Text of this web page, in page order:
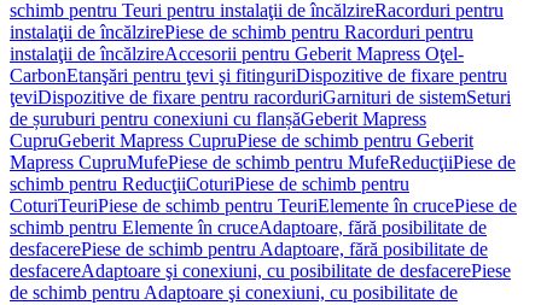
schimb pentru Teuri pentru instalaţii de încălzireRacorduri pentru
instalaţii de încălzirePiese de schimb pentru Racorduri pentru
instalaţii de încălzireAccesorii pentru Geberit Mapress Oţel-
CarbonEtanşări pentru ţevi şi fitinguriDispozitive de fixare pentru
ţeviDispozitive de fixare pentru racorduriGarnituri de sistemSeturi
de șuruburi pentru conexiuni cu flanșăGeberit Mapress
CupruGeberit Mapress CupruPiese de schimb pentru Geberit
Mapress CupruMufePiese de schimb pentru MufeReducţiiPiese de
schimb pentru ReducţiiCoturiPiese de schimb pentru
CoturiTeuriPiese de schimb pentru TeuriElemente în crucePiese de
schimb pentru Elemente în cruceAdaptoare, fără posibilitate de
desfacerePiese de schimb pentru Adaptoare, fără posibilitate de
desfacereAdaptoare şi conexiuni, cu posibilitate de desfacerePiese
de schimb pentru Adaptoare şi conexiuni, cu posibilitate de